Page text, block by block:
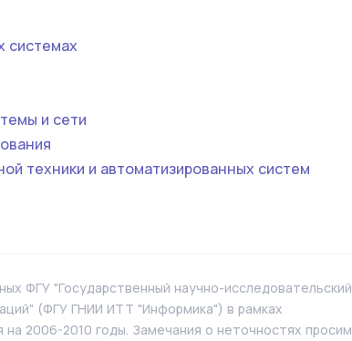
системах
и сети
техники и автоматизированных систем
ФГУ "Государственный научно-исследовательский
(ФГУ ГНИИ ИТТ "Информика") в рамках
2006-2010 годы. Замечания о неточностях просим